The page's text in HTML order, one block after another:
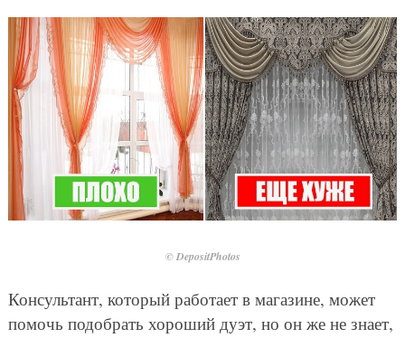
© DepositPhotos
Консультант, который работает в магазине, может
помочь подобрать хороший дуэт, но он же не знает,